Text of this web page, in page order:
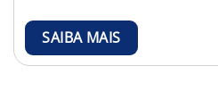
SAIBA MAIS